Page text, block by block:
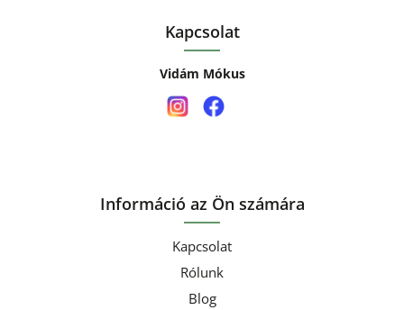
Kapcsolat
Vidám Mókus
Információ az Ön számára
Kapcsolat
Rólunk
Blog